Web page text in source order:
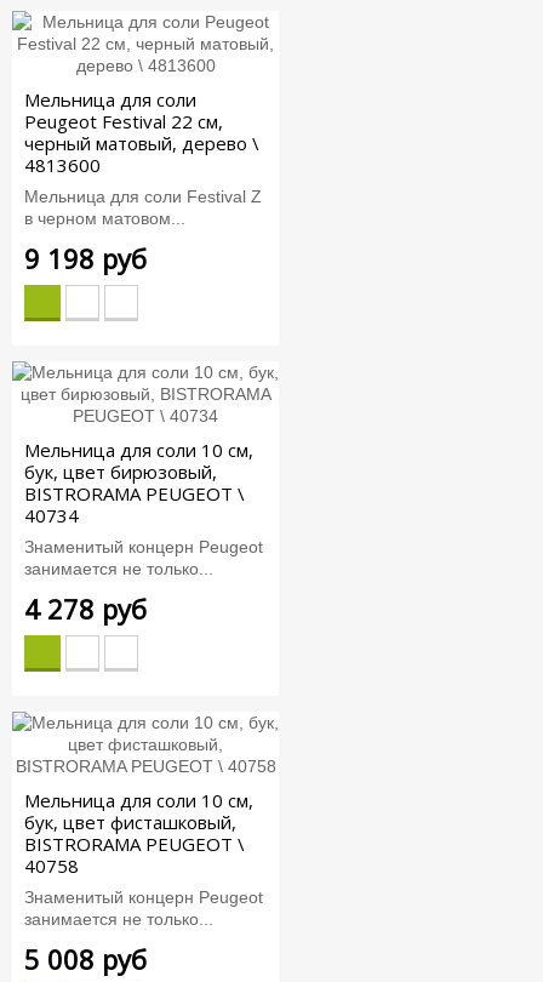
Мельница для соли
Peugeot Festival 22 см,
черный матовый, дерево \
4813600
Мельница для соли Festival Z
в черном матовом...
9 198 руб
Мельница для соли 10 см,
бук, цвет бирюзовый,
BISTRORAMA PEUGEOT \
40734
Знаменитый концерн Peugeot
занимается не только...
4 278 руб
Мельница для соли 10 см,
бук, цвет фисташковый,
BISTRORAMA PEUGEOT \
40758
Знаменитый концерн Peugeot
занимается не только...
5 008 руб